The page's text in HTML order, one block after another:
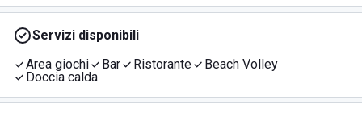
Servizi disponibili
Area giochi
Bar Ristorante
Beach Volley
Doccia calda